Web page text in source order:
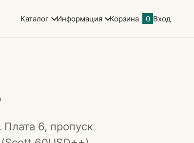
Каталог Информация Корзина 0 Вход
6, пропуск